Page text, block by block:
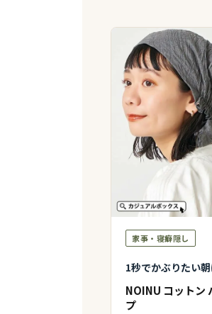
家事・寝癖隠し
1秒でかぶりたい
NOINU コットン
プ